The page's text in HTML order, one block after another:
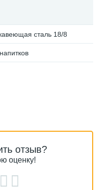
сталь 18/8
отзыв?
оценку!